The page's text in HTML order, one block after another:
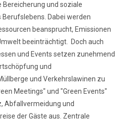
und soziale
Dabei werden
beansprucht, Emissionen
beeinträchtigt. Doch auch
und Events setzen zunehmend
und
und Verkehrslawinen zu
Meetings" und "Green Events"
Abfallvermeidung und
der Gäste aus. Zentrale